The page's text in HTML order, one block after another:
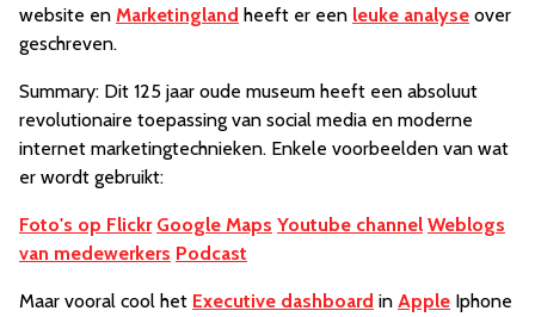
website en Marketingland heeft er een leuke analyse over
geschreven.
Summary: Dit 125 jaar oude museum heeft een absoluut
revolutionaire toepassing van social media en moderne
internet marketingtechnieken. Enkele voorbeelden van wat
er wordt gebruikt:
Foto's op Flickr Google Maps Youtube channel Weblogs
van medewerkers Podcast
Maar vooral cool het Executive dashboard in Apple Iphone